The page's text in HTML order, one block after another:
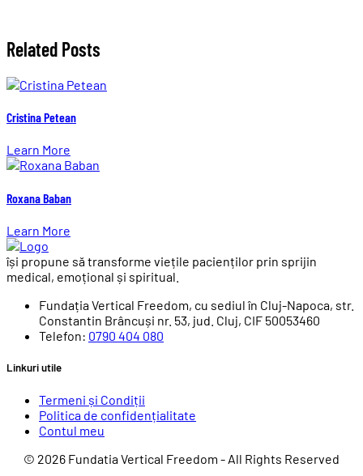
Related Posts
Cristina Petean
Learn More
Roxana Baban
Learn More
își propune să transforme viețile pacienților prin sprijin
medical, emoțional și spiritual.
Fundația Vertical Freedom, cu sediul în Cluj-Napoca, str.
Constantin Brâncuși nr. 53, jud. Cluj, CIF 50053460
Telefon: 0790 404 080
Linkuri utile
Termeni și Condiții
Politica de confidențialitate
Contul meu
© 2026 Fundatia Vertical Freedom - All Rights Reserved